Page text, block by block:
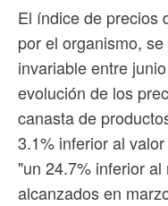
El índice de precios
por el organismo,
invariable entre
evolución de los
canasta de
3.1% inferior al
"un 24.7% inferior
alcanzados en